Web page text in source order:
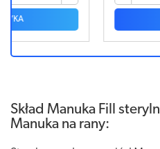
DO
Skład Manuka Fill
Manuka na rany: